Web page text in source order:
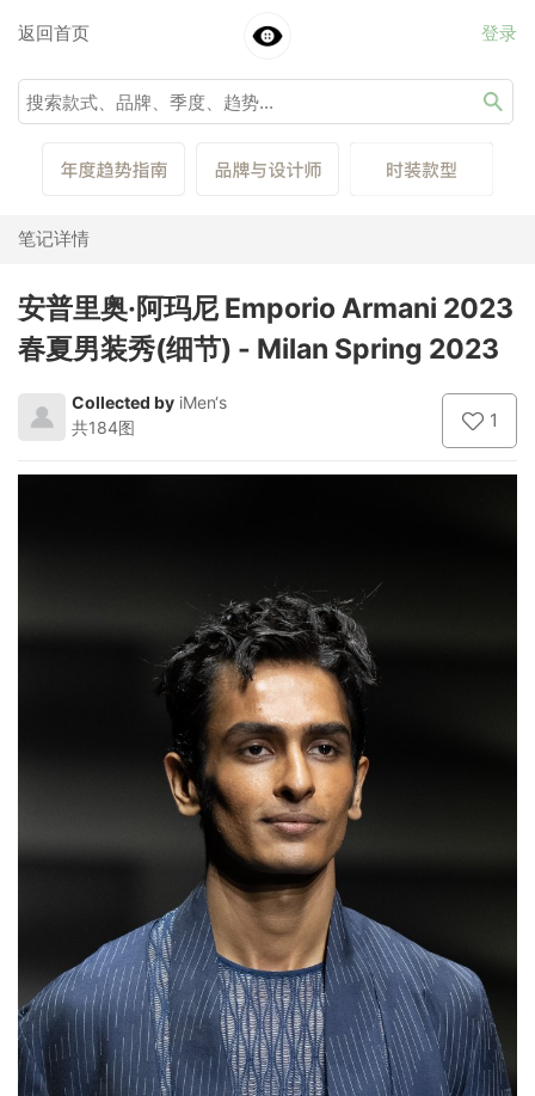
返回首页 登录
笔记详情
安普里奥·阿玛尼 Emporio Armani 2023
春夏男装秀(细节) - Milan Spring 2023
Collected by iMen‘s
共184图
1